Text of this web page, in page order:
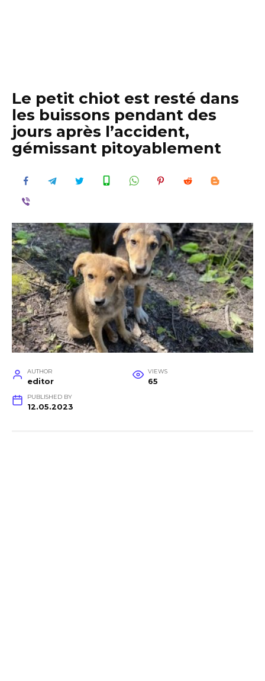
Le petit chiot est resté dans
les buissons pendant des
jours après l’accident,
gémissant pitoyablement
AUTHOR
editor
VIEWS
65
PUBLISHED BY
12.05.2023